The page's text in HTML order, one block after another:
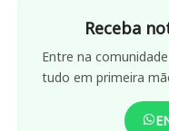
Receba
Entre na
tudo em primeira